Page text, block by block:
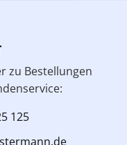
zu Bestellungen
125